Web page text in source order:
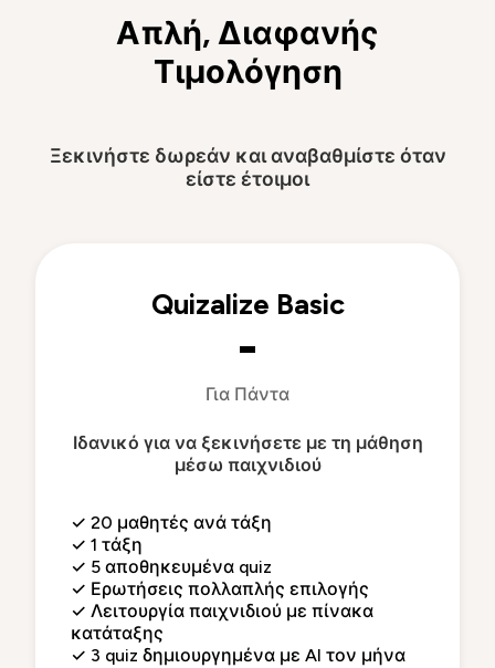
Απλή, Διαφανής
Τιμολόγηση
Ξεκινήστε δωρεάν και αναβαθμίστε όταν
είστε έτοιμοι
Quizalize Basic
-
Για Πάντα
Ιδανικό για να ξεκινήσετε με τη μάθηση
μέσω παιχνιδιού
✓ 20 μαθητές ανά τάξη
✓ 1 τάξη
✓ 5 αποθηκευμένα quiz
✓ Ερωτήσεις πολλαπλής επιλογής
✓ Λειτουργία παιχνιδιού με πίνακα
κατάταξης
✓ 3 quiz δημιουργημένα με AI τον μήνα